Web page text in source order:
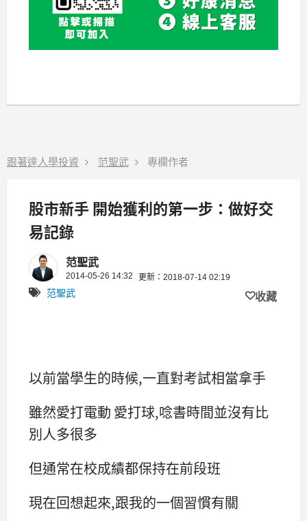
跟著達人學投資 范聖武 專欄作者
股市新手 開始獲利的第一步：做好交
易記錄
范聖武
2014-05-26 14:32 更新：2018-07-14 02:19
范聖武 收藏
以前當學生的時候,一直對考試相當拿手
雖然愛打電動 愛打球,唸書時間並沒有比
別人多很多
但通常在校成績都保持在前段班
現在回想起來,跟我的一個習慣有關